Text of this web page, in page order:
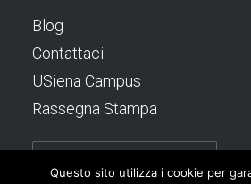
Blog
Contattaci
USiena Campus
Rassegna Stampa
Questo sito utilizza i cookie per